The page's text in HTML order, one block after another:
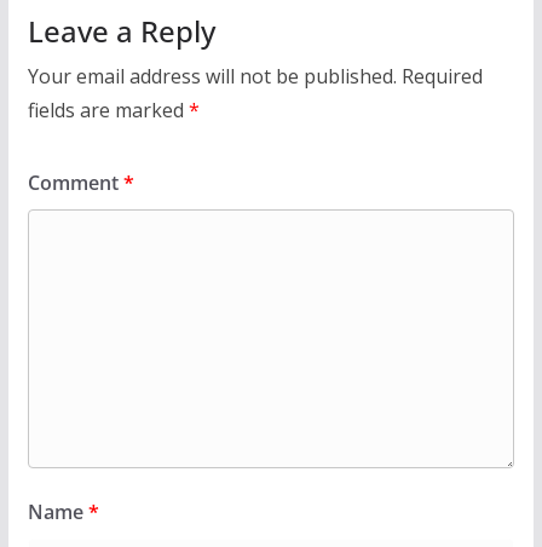
Leave a Reply
Your email address will not be published. Required
fields are marked *
Comment*
Name*